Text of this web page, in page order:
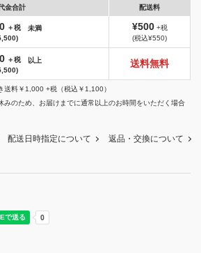
金合計 配送料
＋税
未満 ¥500+税
(税込¥550)
＋税
以上 送料無料
料￥1,000 +税（税込￥1,100）
のため、お届けまでに通常以上のお時間をいただく場合
配送日時指定について 返品・交換について